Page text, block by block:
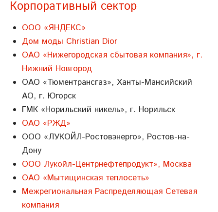
Корпоративный сектор
ООО «ЯНДЕКС»
Дом моды Christian Dior
ОАО «Нижегородская сбытовая компания», г.
Нижний Новгород
ОАО «Тюментрансгаз», Ханты-Мансийский
АО, г. Югорск
ГМК «Норильский никель», г. Норильск
ОАО «РЖД»
ООО «ЛУКОЙЛ-Ростовэнерго», Ростов-на-
Дону
ООО Лукойл-Центрнефтепродукт», Москва
ОАО «Мытищинская теплосеть»
Межрегиональная Распределяющая Сетевая
компания